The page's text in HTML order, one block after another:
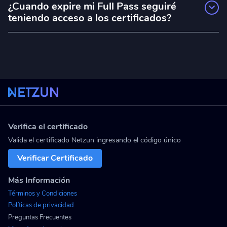
Benín
Bermudas
Bosnia y Herzegovina
Botswana
Brasil
Brunei
Bulgaria
Burkina Faso
Burundi
Austria (43)
Bangladesh (880)
Barbados (1246)
Belice (501)
Benín (229)
Bermudas (1441)
Bielorrusia (375)
Bolivia (591)
¿Cuando expire mi Full Pass seguiré
teniendo acceso a los certificados?
Sí, tendrás acceso a los certificados de manera ilimitada.
Verifica el certificado
Valida el certificado Netzun ingresando el código único
Verificar Certificado
Más Información
Términos y Condiciones
Políticas de privacidad
Preguntas Frecuentes